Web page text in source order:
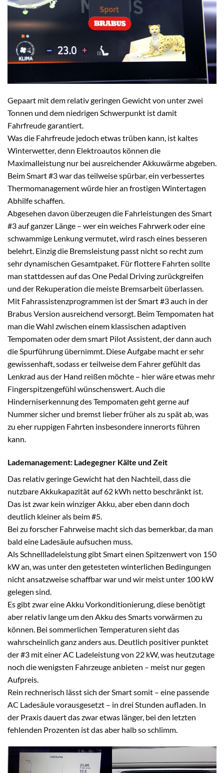
Gepaart mit dem relativ geringen Gewicht von unter zwei
Tonnen und dem niedrigen Schwerpunkt ist damit
Fahrfreude garantiert.
Was die Fahrfreude jedoch etwas trüben kann, ist kaltes
Winterwetter, denn Elektroautos können die
Maximalleistung nur bei ausreichender Akkuwärme abgeben.
Beim Smart #3 war das teilweise spürbar, ein verbessertes
Thermomanagement würde hier an frostigen Wintertagen
Abhilfe schaffen.
Abgesehen davon überzeugen die Fahrleistungen des Smart
#3 auf ganzer Länge – wer ein weiches Fahrwerk oder eine
schwammige Lenkung vermutet, wird rasch eines besseren
belehrt. Einzig die Bremsleistung passt nicht so recht zum
sehr dynamischen Gesamtpaket. Für flottere Fahrten sollte
man stattdessen auf das One Pedal Driving zurückgreifen
und der Rekuperation die meiste Bremsarbeit überlassen.
Mit Fahrassistenzprogrammen ist der Smart #3 auch in der
Brabus Version ausreichend versorgt. Beim Tempomaten hat
man die Wahl zwischen einem klassischen adaptiven
Tempomaten oder dem smart Pilot Assistent, der dann auch
die Spurführung übernimmt. Diese Aufgabe macht er sehr
gewissenhaft, sodass er teilweise dem Fahrer gefühlt das
Lenkrad aus der Hand reißen möchte – hier wäre etwas mehr
Fingerspitzengefühl wünschenswert. Auch die
Hinderniserkennung des Tempomaten geht gerne auf
Nummer sicher und bremst lieber früher als zu spät ab, was
zu eher ruppigen Fahrten insbesondere innerorts führen
kann.
Lademanagement: Ladegegner Kälte und Zeit
Das relativ geringe Gewicht hat den Nachteil, dass die
nutzbare Akkukapazität auf 62 kWh netto beschränkt ist.
Das ist zwar kein winziger Akku, aber eben dann doch
deutlich kleiner als beim #5.
Bei zu forscher Fahrweise macht sich das bemerkbar, da man
bald eine Ladesäule aufsuchen muss.
Als Schnellladeleistung gibt Smart einen Spitzenwert von 150
kW an, was unter den getesteten winterlichen Bedingungen
nicht ansatzweise schaffbar war und wir meist unter 100 kW
gelegen sind.
Es gibt zwar eine Akku Vorkonditionierung, diese benötigt
aber relativ lange um den Akku des Smarts vorwärmen zu
können. Bei sommerlichen Temperaturen sieht das
wahrscheinlich ganz anders aus. Deutlich positiver punktet
der #3 mit einer AC Ladeleistung von 22 kW, was heutzutage
noch die wenigsten Fahrzeuge anbieten – meist nur gegen
Aufpreis.
Rein rechnerisch lässt sich der Smart somit – eine passende
AC Ladesäule vorausgesetzt – in drei Stunden aufladen. In
der Praxis dauert das zwar etwas länger, bei den letzten
fehlenden Prozenten ist das aber halb so schlimm.